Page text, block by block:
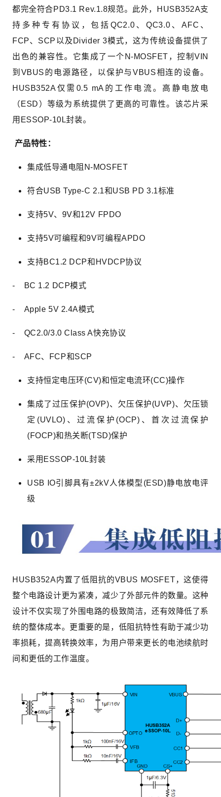
都完全符合PD3.1 Rev.1.8规范。此外，HUSB352A支
持多种专有协议，包括QC2.0、QC3.0、AFC、
FCP、SCP以及Divider 3模式，这为传统设备提供了
出色的兼容性。它集成了一个N-MOSFET，控制VIN
到VBUS的电源路径，以保护与VBUS相连的设备。
HUSB352A仅需0.5 mA的工作电流。高静电放电
（ESD）等级为系统提供了更高的可靠性。该芯片采
用ESSOP-10L封装。
产品特性：
集成低导通电阻N-MOSFET
符合USB Type-C 2.1和USB PD 3.1标准
支持5V、9V和12V FPDO
支持5V可编程和9V可编程APDO
支持BC1.2 DCP和HVDCP协议
- BC 1.2 DCP模式
- Apple 5V 2.4A模式
- QC2.0/3.0 Class A快充协议
- AFC、FCP和SCP
支持恒定电压环(CV)和恒定电流环(CC)操作
集成了过压保护(OVP)、欠压保护(UVP)、欠压锁
定(UVLO)、过流保护(OCP)、首次过流保护
(FOCP)和热关断(TSD)保护
采用ESSOP-10L封装
USB IO引脚具有±2kV人体模型(ESD)静电放电评
级
HUSB352A内置了低阻抗的VBUS MOSFET，这使得
整个电路设计更为紧凑，减少了外部元件的数量。这种
设计不仅实现了外围电路的极致简洁，还有效降低了系
统的整体成本。更重要的是，低阻抗特性有助于减少功
率损耗，提高转换效率，为用户带来更长的电池续航时
间和更低的工作温度。